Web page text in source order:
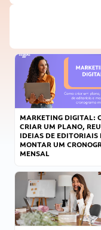
MARKETING DIGITAL:
CRIAR UM PLANO,
IDEIAS DE EDITORIAIS
MONTAR UM
MENSAL